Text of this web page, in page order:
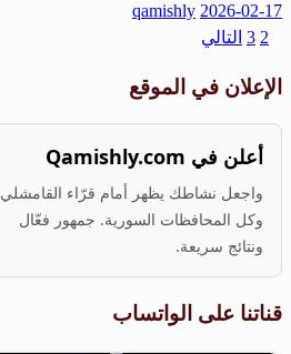
Share
2026-02-17
qamishly
2
3 التالي
الإعلان في الموقع
أعلن في Qamishly.com
واجعل نشاطك يظهر أمام قرّاء القامشلي
وكل المحافظات السورية. جمهور فعّال
ونتائج سريعة.
قناتنا على الواتساب